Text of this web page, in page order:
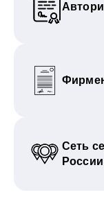
Сеть
России